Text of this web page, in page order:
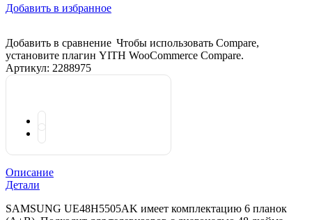
Добавить в избранное
Добавить в сравнение Чтобы использовать Compare,
установите плагин YITH WooCommerce Compare.
Артикул: 2288975
Описание
Детали
SAMSUNG UE48H5505AK имеет комплектацию 6 планок